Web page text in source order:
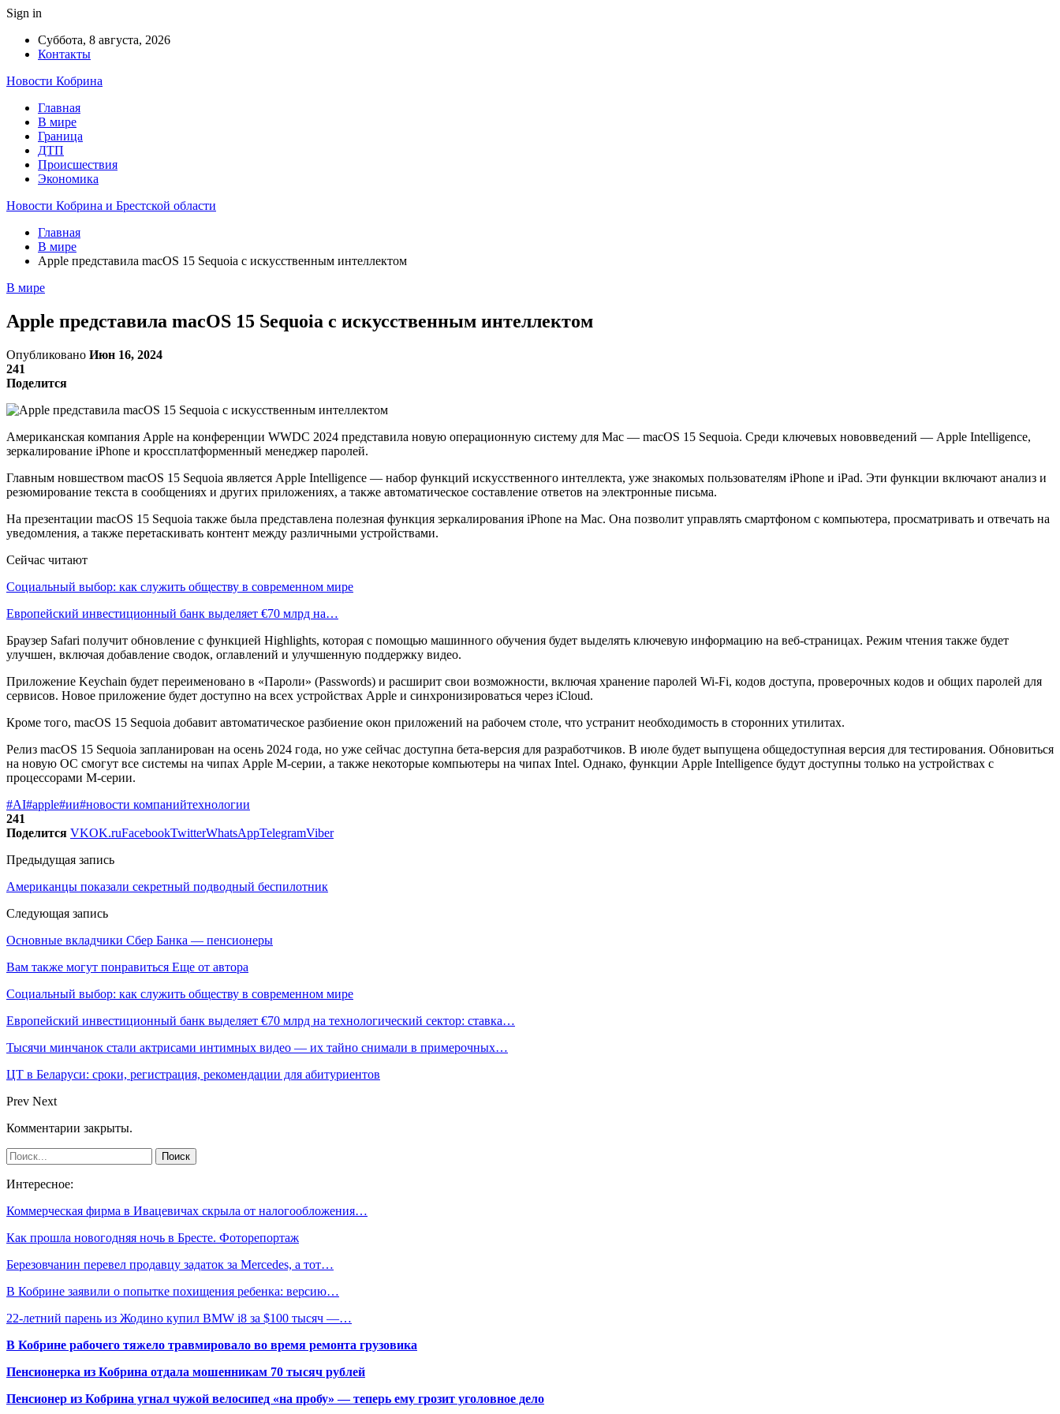
Sign in
Суббота, 8 августа, 2026
Контакты
Новости Кобрина
Главная
В мире
Граница
ДТП
Происшествия
Экономика
Новости Кобрина и Брестской области
Главная
В мире
Apple представила macOS 15 Sequoia с искусственным интеллектом
В мире
Apple представила macOS 15 Sequoia с искусственным интеллектом
Опубликовано Июн 16, 2024
241
Поделится
Американская компания Apple на конференции WWDC 2024 представила новую операционную систему для Mac — macOS 15 Sequoia. Среди ключевых нововведений — Apple Intelligence,
зеркалирование iPhone и кроссплатформенный менеджер паролей.
Главным новшеством macOS 15 Sequoia является Apple Intelligence — набор функций искусственного интеллекта, уже знакомых пользователям iPhone и iPad. Эти функции включают анализ и
резюмирование текста в сообщениях и других приложениях, а также автоматическое составление ответов на электронные письма.
На презентации macOS 15 Sequoia также была представлена полезная функция зеркалирования iPhone на Mac. Она позволит управлять смартфоном с компьютера, просматривать и отвечать на
уведомления, а также перетаскивать контент между различными устройствами.
Сейчас читают
Социальный выбор: как служить обществу в современном мире
Европейский инвестиционный банк выделяет €70 млрд на…
Браузер Safari получит обновление с функцией Highlights, которая с помощью машинного обучения будет выделять ключевую информацию на веб-страницах. Режим чтения также будет
улучшен, включая добавление сводок, оглавлений и улучшенную поддержку видео.
Приложение Keychain будет переименовано в «Пароли» (Passwords) и расширит свои возможности, включая хранение паролей Wi-Fi, кодов доступа, проверочных кодов и общих паролей для
сервисов. Новое приложение будет доступно на всех устройствах Apple и синхронизироваться через iCloud.
Кроме того, macOS 15 Sequoia добавит автоматическое разбиение окон приложений на рабочем столе, что устранит необходимость в сторонних утилитах.
Релиз macOS 15 Sequoia запланирован на осень 2024 года, но уже сейчас доступна бета-версия для разработчиков. В июле будет выпущена общедоступная версия для тестирования. Обновиться
на новую ОС смогут все системы на чипах Apple M-серии, а также некоторые компьютеры на чипах Intel. Однако, функции Apple Intelligence будут доступны только на устройствах с
процессорами M-серии.
#AI#apple#ии#новости компанийтехнологии
241
Поделится VKOK.ruFacebookTwitterWhatsAppTelegramViber
Предыдущая запись
Американцы показали секретный подводный беспилотник
Следующая запись
Основные вкладчики Сбер Банка — пенсионеры
Вам также могут понравиться Еще от автора
Социальный выбор: как служить обществу в современном мире
Европейский инвестиционный банк выделяет €70 млрд на технологический сектор: ставка…
Тысячи минчанок стали актрисами интимных видео — их тайно снимали в примерочных…
ЦТ в Беларуси: сроки, регистрация, рекомендации для абитуриентов
Prev Next
Комментарии закрыты.
Интересное:
Коммерческая фирма в Ивацевичах скрыла от налогообложения…
Как прошла новогодняя ночь в Бресте. Фоторепортаж
Березовчанин перевел продавцу задаток за Mercedes, а тот…
В Кобрине заявили о попытке похищения ребенка: версию…
22-летний парень из Жодино купил BMW i8 за $100 тысяч —…
В Кобрине рабочего тяжело травмировало во время ремонта грузовика
Пенсионерка из Кобрина отдала мошенникам 70 тысяч рублей
Пенсионер из Кобрина угнал чужой велосипед «на пробу» — теперь ему грозит уголовное дело